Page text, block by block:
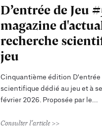
D’entrée de Jeu
magazine
recherche
jeu
Cinquantième édition D'entrée
scientifique dédié au jeu et à
février 2026. Proposée par le
Consulter l'article